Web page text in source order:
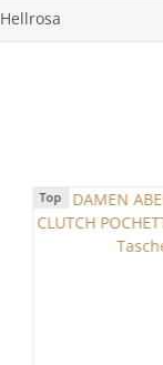
Hellrosa
Top